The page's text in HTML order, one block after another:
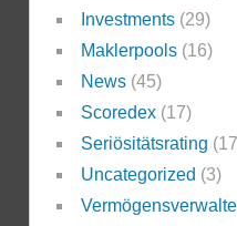
Investments(29)
Maklerpools(16)
News(45)
Scoredex(17)
Seriösitätsrating
Uncategorized (3)